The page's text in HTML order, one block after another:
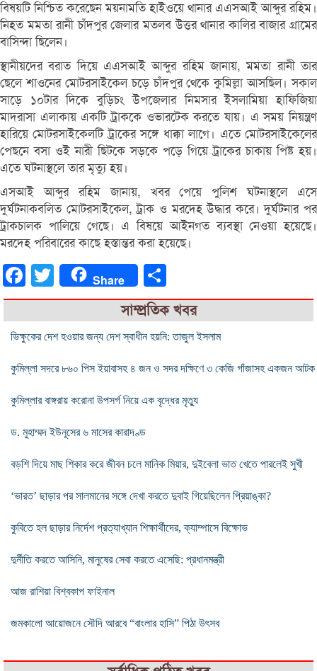
বিষয়টি নিশ্চিত করেছেন ময়নামতি হাইওয়ে থানার এএসআই আব্দুর রহিম।
নিহত মমতা রানী চাঁদপুর জেলার মতলব উত্তর থানার কালির বাজার গ্রামের
বাসিন্দা ছিলেন।
স্থানীয়দের বরাত দিয়ে এএসআই আব্দুর রহিম জানায়, মমতা রানী তার
ছেলে শাওনের মোটরসাইকেল চড়ে চাঁদপুর থেকে কুমিল্লা আসছিল। সকাল
সাড়ে ১০টার দিকে বুড়িচং উপজেলার নিমসার ইসলামিয়া হাফিজিয়া
মাদরাসা এলাকায় একটি ট্রাককে ওভারটেক করতে যায়। এ সময় নিয়ন্ত্রণ
হারিয়ে মোটরসাইকেলটি ট্রাকের সঙ্গে ধাক্কা লাগে। এতে মোটরসাইকেলের
পেছনে বসা ওই নারী ছিটকে সড়কে পড়ে গিয়ে ট্রাকের চাকায় পিষ্ট হয়।
এতে ঘটনাস্থলে তার মৃত্যু হয়।
এসআই আব্দুর রহিম জানায়, খবর পেয়ে পুলিশ ঘটনাস্থলে এসে
দুর্ঘটনাকবলিত মোটরসাইকেল, ট্রাক ও মরদেহ উদ্ধার করে। দুর্ঘটনার পর
ট্রাকচালক পালিয়ে গেছে। এ বিষয়ে আইনগত ব্যবস্থা নেওয়া হয়েছে।
মরদেহ পরিবারের কাছে হস্তান্তর করা হয়েছে।
FacebookTwitter Share
সাম্প্রতিক খবর
ভিক্ষুকের দেশ হওয়ার জন্য দেশ স্বাধীন হয়নি: তাজুল ইসলাম
কুমিল্লা সদরে ৮৬০ পিস ইয়াবাসহ ৪ জন ও সদর দক্ষিণে ৩ কেজি গাঁজাসহ একজন আটক
কুমিল্লার বাঙ্গরায় করোনা উপসর্গ নিয়ে এক বৃদ্ধের মৃত্যু
ড. মুহাম্মদ ইউনূসের ৬ মাসের কারাদণ্ড
বড়শি দিয়ে মাছ শিকার করে জীবন চলে মানিক মিয়ার, দুইবেলা ভাত খেতে পারলেই সুখী
‘ভারত’ ছাড়ার পর সালমানের সঙ্গে দেখা করতে দুবাই গিয়েছিলেন প্রিয়াঙ্কা?
কুবিতে হল ছাড়ার নির্দেশ প্রত্যাখ্যান শিক্ষার্থীদের, ক্যাম্পাসে বিক্ষোভ
দুর্নীতি করতে আসিনি, মানুষের সেবা করতে এসেছি: প্রধানমন্ত্রী
আজ রাশিয়া বিশ্বকাপ ফাইনাল
জমকালো আয়োজনে সৌদি আরবে “বাংলার হাসি” পিঠা উৎসব